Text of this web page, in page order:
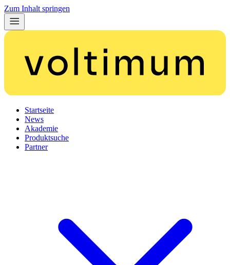
Zum Inhalt springen
Startseite
News
Akademie
Produktsuche
Partner